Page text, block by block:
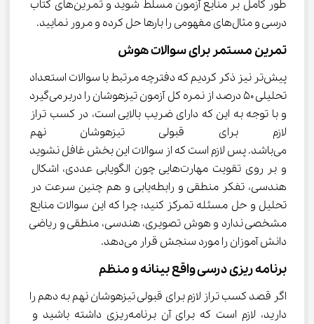
طور کامل بر منابع آزمون مسلط شوید و تمرین‌های کتاب
درسی و مثال‌های مفهومی را بارها حل کرده و مرور نمایید.
تمرین مستمر برای سوالات هوش
پیش‌تر نیز ذکر کردیم که دفترچه مرتبط با سوالات استعداد
تحلیلی 50 درصد از نمره کل آزمون تیزهوشان را دربرمی‌گیرد
و با توجه به این که دارای ضریب بالایی است، در کسب تراز
لازم برای قبولی تیزهوشان نهم
می‌باشد. پس لازم است که از سوالات این بخش غافل نشوید
و بر روی تقویت مهارت‌هایی چون الگویابی عددی، اشکال
هندسی، تفکر منطقی و رابطه‌یابی و هم چنین سرعت در
تحلیل و حل مسئله تمرکز کنید؛ چرا که این سوالات منابع
مشخصی ندارد و هوش تصویری، هندسی، منطقی و ریاضی
دانش آموزان را مورد سنجش قرار می‌دهد.
برنامه ریزی درسی واقع بینانه و منظم
اگر قصد کسب تراز لازم برای قبولی تیزهوشان نهم به دهم را
دارید، لازم است که برای آن برنامه‌ریزی داشته باشید و